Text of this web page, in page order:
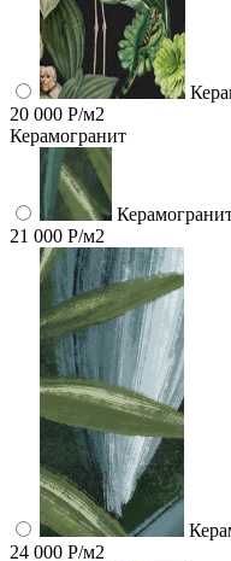
20 000 Р/м2
Керамогранит
21 000 Р/м2
24 000 Р/м2